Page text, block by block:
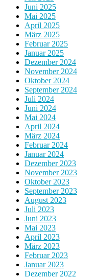
Juni 2025
Mai 2025
April 2025
März 2025
Februar 2025
Januar 2025
Dezember 2024
November 2024
Oktober 2024
September 2024
Juli 2024
Juni 2024
Mai 2024
April 2024
März 2024
Februar 2024
Januar 2024
Dezember 2023
November 2023
Oktober 2023
September 2023
August 2023
Juli 2023
Juni 2023
Mai 2023
April 2023
März 2023
Februar 2023
Januar 2023
Dezember 2022